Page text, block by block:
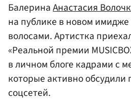
БалеринаАнастасия
на публике в новом
волосами. Артистка
«Реальной премии
в личном блоге кадрами с
которые активно обсудили
соцсетей.